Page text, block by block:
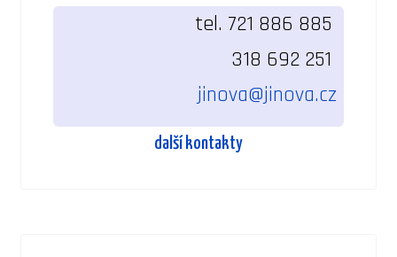
tel. 721 886 885
318 692 251
jinova@jinova.cz
další kontakty